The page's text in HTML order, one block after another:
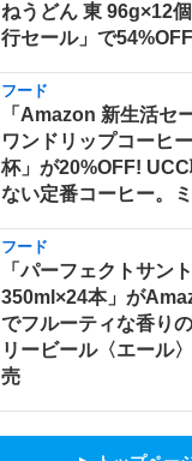
ねうどん 東 96g×12
行セール」で
フード
「Amazon 新生活セ
ワンドリップコーヒ
杯」が20%OFF!
ない定番コーヒー。
フード
「パーフェクトサン
350ml×24本」が
でフルーティな香り
リービール〈エール
売